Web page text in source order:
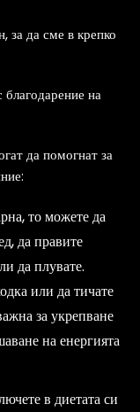
за да сме в крепко
благодарение на
да помогнат за
то можете да
да правите
да плувате.
или да тичате
за укрепване
на енергията
в диетата си